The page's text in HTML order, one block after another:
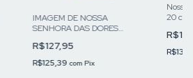
IMAGEM DE NOSSA
SENHORA DAS DORES
R$127,95
R$125,39com Pix
Nossa
20 cm